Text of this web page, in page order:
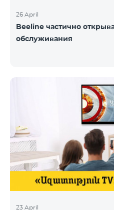
26 April
Beeline частично
обслуживания
23 April